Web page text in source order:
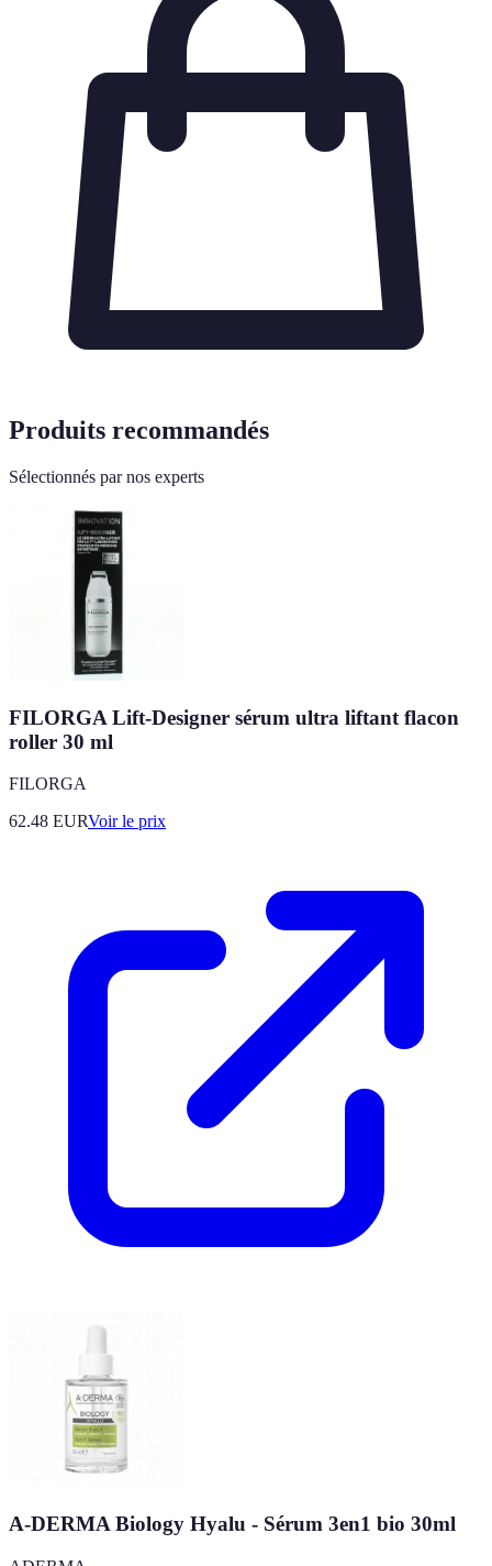
Produits recommandés
Sélectionnés par nos experts
FILORGA Lift-Designer sérum ultra liftant flacon
roller 30 ml
FILORGA
62.48 EURVoir le prix
A-DERMA Biology Hyalu - Sérum 3en1 bio 30ml